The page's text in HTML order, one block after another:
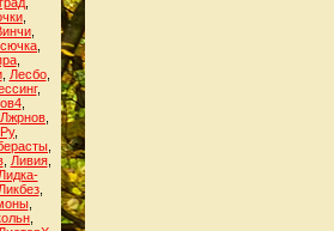
,
, Лесбо,
,
,
Лжрнов
,
, Ливия,
Лидка-
Ликбез,
,